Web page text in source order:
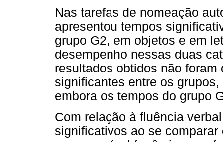
Nas tarefas de nomeação
apresentou tempos
grupo G2, em objetos e em
desempenho nessas duas
resultados obtidos não
significantes entre os
embora os tempos do grupo
Com relação à fluência
significativos ao se